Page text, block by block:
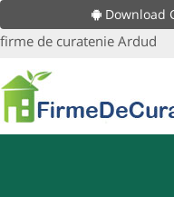
Download
firme de curatenie Ardud